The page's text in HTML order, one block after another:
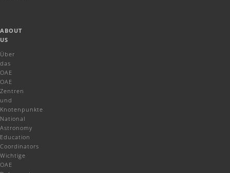
ABOUT
US
Über
das
OAE
OAE
Zentren
und
Knotenpunkte
National
Astronomy
Education
Coordinators
Wichtige
OAE